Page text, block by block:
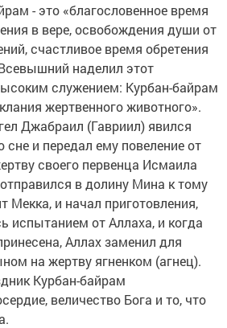
- это «благословенное время
в вере, освобождения души от
счастливое время обретения
наделил этот
служением: Курбан-байрам
жертвенного животного».
Джабраил (Гавриил) явился
сне и передал ему повеление от
своего первенца Исмаила
в долину Мина к тому
Мекка, и начал приготовления,
испытанием от Аллаха, и когда
Аллах заменил для
на жертву ягненком (агнец).
Курбан-байрам
величество Бога и то, что